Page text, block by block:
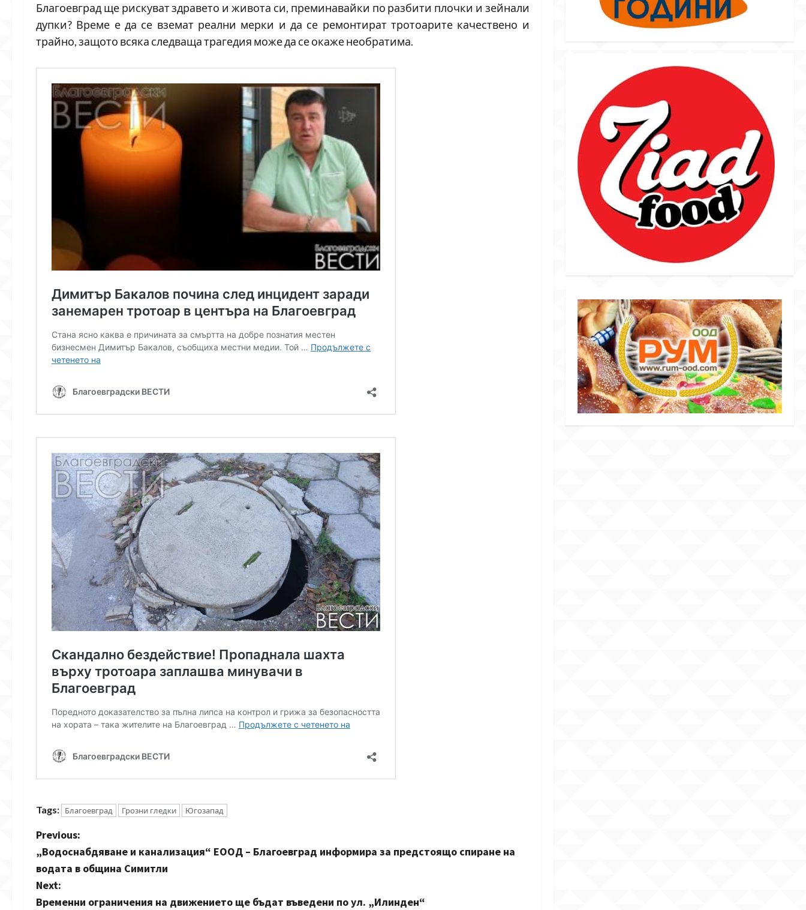
Благоевград ще рискуват здравето и живота си, преминавайки по разбити плочки и зейнали
дупки? Време е да се вземат реални мерки и да се ремонтират тротоарите качествено и
трайно, защото всяка следваща трагедия може да се окаже необратима.
Tags: Благоевград Грозни гледки Югозапад
P
o
s
Previous:
„Водоснабдяване и канализация“ ЕООД – Благоевград информира за предстоящо спиране на
водата в община Симитли
Next:
Временни ограничения на движението ще бъдат въведени по ул. „Илинден“